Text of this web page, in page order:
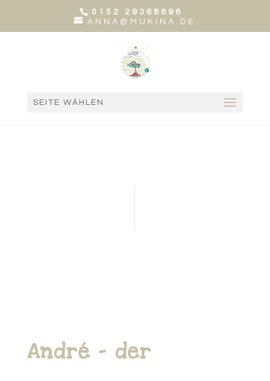
0152 29368896
ANNA@MUKINA.DE
SEITE WÄHLEN
André – der